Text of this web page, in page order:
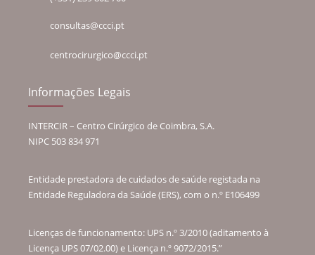
consultas@ccci.pt
centrocirurgico@ccci.pt
Informações Legais
INTERCIR – Centro Cirúrgico de Coimbra, S.A.
NIPC 503 834 971
Entidade prestadora de cuidados de saúde registada na
Entidade Reguladora da Saúde (ERS), com o n.º E106499
Licenças de funcionamento: UPS n.º 3/2010 (aditamento à
Licença UPS 07/02.00) e Licença n.º 9072/2015.”